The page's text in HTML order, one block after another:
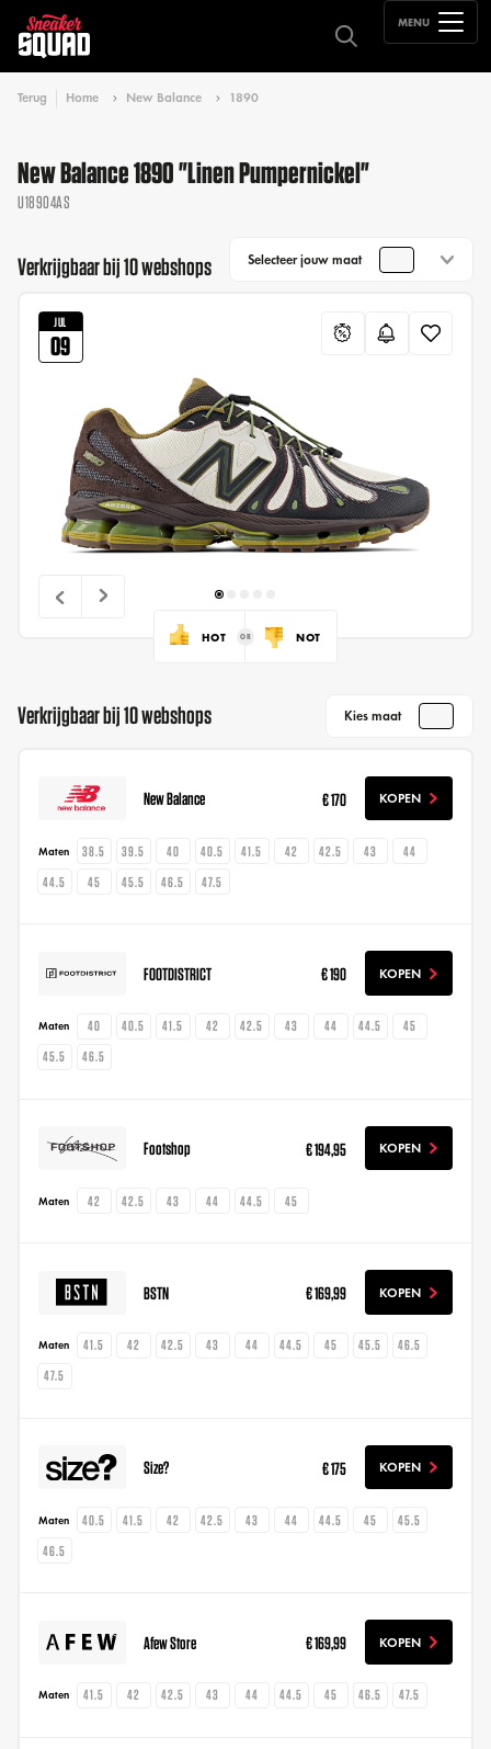
MENU
Terug Home New Balance 1890
New Balance 1890 "Linen Pumpernickel"
U18904AS
Verkrijgbaar bij 10 webshops Selecteer jouw maat
JUL
09
HOT NOT
Verkrijgbaar bij 10 webshops Kies maat
New Balance € 170 KOPEN
Maten 38.5 39.5 40 40.5 41.5 42 42.5 43
44
44.5
45 45.5 46.5 47.5
FOOTDISTRICT € 190 KOPEN
Maten 40 40.5 41.5 42 42.5 43 44 44.5
45
45.5
46.5
Footshop € 194,95 KOPEN
Maten 42 42.5 43 44 44.5 45
BSTN € 169,99 KOPEN
Maten 41.5 42 42.5 43 44 44.5 45 45.5
46.5
47.5
Size? € 175 KOPEN
Maten 40.5 41.5 42 42.5 43 44 44.5 45
45.5
46.5
Afew Store € 169,99 KOPEN
Maten 41.5 42 42.5 43 44 44.5 45 46.5 47.5